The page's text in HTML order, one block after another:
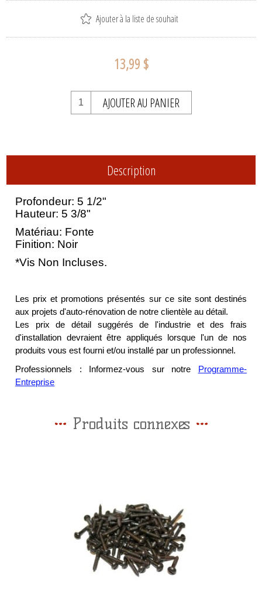
Ajouter à la liste de souhait
13,99 $
AJOUTER AU PANIER
Description
Profondeur: 5 1/2"
Hauteur: 5 3/8"
Matériau: Fonte
Finition: Noir
*Vis Non Incluses.
Les prix et promotions présentés sur ce site sont destinés
aux projets d'auto-rénovation de notre clientèle au détail.
Les prix de détail suggérés de l'industrie et des frais
d'installation devraient être appliqués lorsque l'un de nos
produits vous est fourni et/ou installé par un professionnel.
Professionnels : Informez-vous sur notre
Programme-
Entreprise
Produits connexes